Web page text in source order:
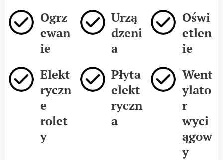
Ogrz
ewan
ie
Urzą
dzeni
a
Oświ
etlen
ie
Elekt
ryczn
e
rolet
y
Płyta
elekt
ryczn
a
Went
ylato
r
wyci
ągow
y